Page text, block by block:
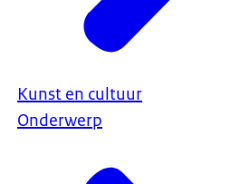
Kunst en cultuur
Onderwerp